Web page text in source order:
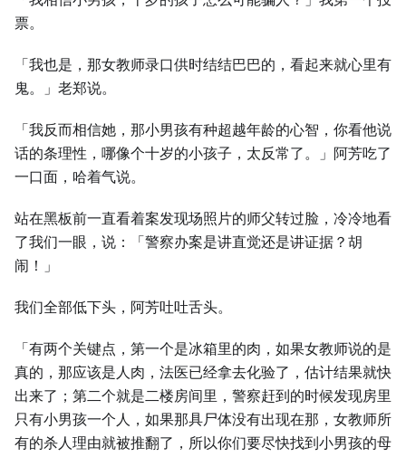
票。
「我也是，那女教师录口供时结结巴巴的，看起来就心里有
鬼。」老郑说。
「我反而相信她，那小男孩有种超越年龄的心智，你看他说
话的条理性，哪像个十岁的小孩子，太反常了。」阿芳吃了
一口面，哈着气说。
站在黑板前一直看着案发现场照片的师父转过脸，冷冷地看
了我们一眼，说：「警察办案是讲直觉还是讲证据？胡
闹！」
我们全部低下头，阿芳吐吐舌头。
「有两个关键点，第一个是冰箱里的肉，如果女教师说的是
真的，那应该是人肉，法医已经拿去化验了，估计结果就快
出来了；第二个就是二楼房间里，警察赶到的时候发现房里
只有小男孩一个人，如果那具尸体没有出现在那，女教师所
有的杀人理由就被推翻了，所以你们要尽快找到小男孩的母